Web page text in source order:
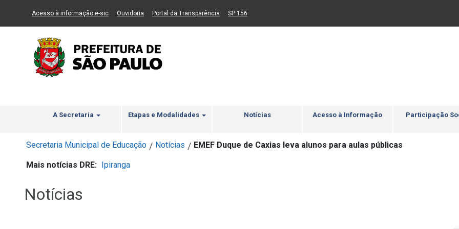
Ir ao Conteúdo Ir para menu principal 2 Ir para busca Ir para rodapé
Acesso à informação e-sic(Link para um novo sítio)
Ouvidoria (Link para um novo sítio)
Portal da Transparência (Link para um novo sítio)
SP 156
A Secretaria Etapas e Modalidades Notícias Acesso à Informação Participação
Secretaria Municipal de Educação / Notícias / EMEF Duque de Caxias leva alunos para aulas públicas
Mais notícias DRE: Ipiranga
Notícias